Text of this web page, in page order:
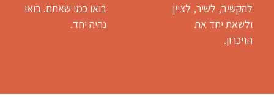
להקשיב, לשיר, לציין
ולשאת יחד את
הזיכרון.
בואו כמו שאתם. בואו
נהיה יחד.